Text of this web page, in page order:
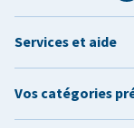
Services et aide
Vos catégories